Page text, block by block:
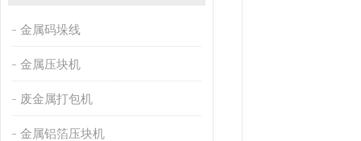
金属码垛线
金属压块机
废金属打包机
金属铝箔压块机